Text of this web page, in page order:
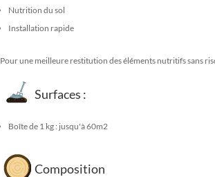
Nutrition du sol
Installation rapide
Pour une meilleure restitution des éléments nutritifs sans
Surfaces :
Boîte de 1 kg : jusqu'à 60m2
Composition